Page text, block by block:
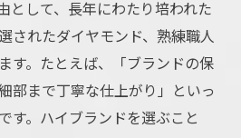
として、長年にわたり培われた
されたダイヤモンド、熟練職人
す。たとえば、「ブランドの保
部まで丁寧な仕上がり」といっ
す。ハイブランドを選ぶこと